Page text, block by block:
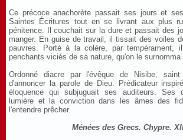
Ce précoce anachorète passait ses jours et
Saintes Écritures tout en se livrant aux plus
pénitence. Il couchait sur la dure et passait des
manger. En guise de travail, il tissait des voiles
pauvres. Porté à la colère, par tempérament,
penchants viciés de sa nature, qu'on le
Ordonné diacre par l'évêque de Nisibe,
d'annoncer la parole de Dieu. Prédicateur
éloquence qui subjuguait ses auditeurs. Ses
lumière et la conviction dans les âmes des
l'entendre prêcher.
Ménées des Grecs. Chypre.